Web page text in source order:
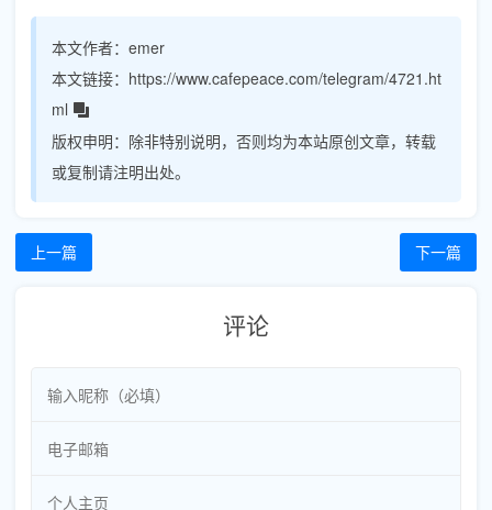
本文作者： emer
本文链接： https://www.cafepeace.com/telegram/4721.ht
ml
版权申明： 除非特别说明，否则均为本站原创文章，转载
或复制请注明出处。
上一篇 下一篇
评论